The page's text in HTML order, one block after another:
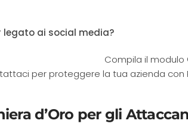
legato ai social media?
Compila il modulo
d’Oro per gli